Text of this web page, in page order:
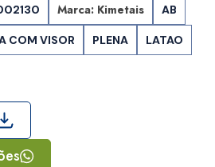
Marca: Kimetais AB
COM VISOR PLENA LATAO